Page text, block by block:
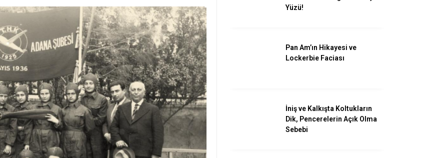
Savunma
Kadın Havacılar
Yüzü!
Pan Am’ın Hikayesi ve
Lockerbie Faciası
İniş ve Kalkışta Koltukların
Dik, Pencerelerin Açık Olma
Sebebi